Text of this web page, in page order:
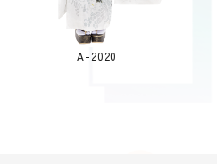
A-2020